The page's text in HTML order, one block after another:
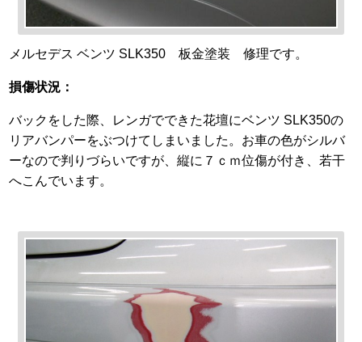
メルセデス ベンツ SLK350 板金塗装 修理です。
損傷状況：
バックをした際、レンガでできた花壇にベンツ SLK350の
リアバンパーをぶつけてしまいました。お車の色がシルバ
ーなので判りづらいですが、縦に７ｃｍ位傷が付き、若干
へこんでいます。